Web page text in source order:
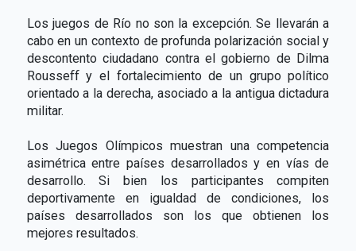
Los juegos de Río no son la excepción. Se llevarán a
cabo en un contexto de profunda polarización social y
descontento ciudadano contra el gobierno de Dilma
Rousseff y el fortalecimiento de un grupo político
orientado a la derecha, asociado a la antigua dictadura
militar.
Los Juegos Olímpicos muestran una competencia
asimétrica entre países desarrollados y en vías de
desarrollo. Si bien los participantes compiten
deportivamente en igualdad de condiciones, los
países desarrollados son los que obtienen los
mejores resultados.